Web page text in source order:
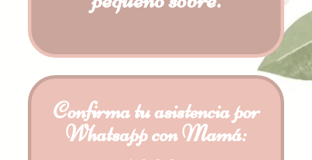
Confirma tu asistencia por
Whatsapp con Mamá: